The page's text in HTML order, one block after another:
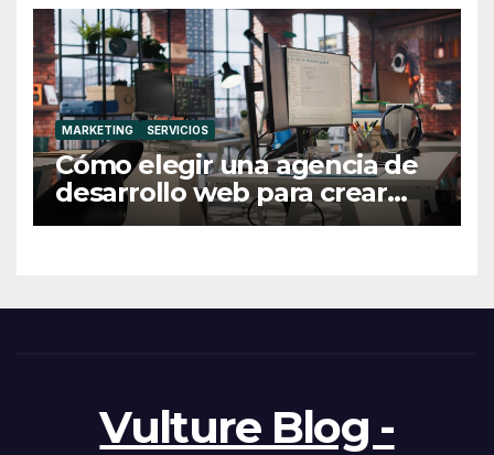
MARKETING SERVICIOS
Cómo elegir una agencia de
desarrollo web para crear
una web profesional y eficaz
Vulture Blog -